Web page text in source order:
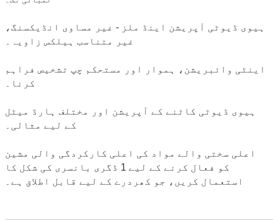
ہیوی ڈیوٹی آپریشن اینڈ ملز - غیر مساوی انڈیکسنگ،
غیر متناسب ہیلکس زاویہ۔
اینٹی وائبریشن، ہموار اور مستحکم چپ تشخیص فراہم
کرنا۔
ہیوی ڈیوٹی کاٹنے کے آپریشن اور مختلف ہارڈ میٹل
کے لیے مثالی۔
اعلی سختی والے مواد کی اعلی کارکردگی والی مشین
کو فعال کرنے کے لیے 1 ڈگری بانسری کی شکل کا
استعمال کریں، جو کھردرے کے لیے قابل اطلاق ہے۔